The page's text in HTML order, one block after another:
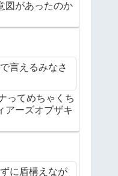
図があったのか
言えるみなさ
ってめちゃくち
アーズオブザキ
に盾構えなが